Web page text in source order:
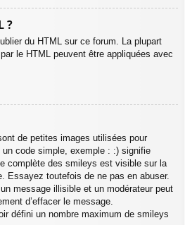
?
du HTML sur ce forum. La plupart
le HTML peuvent être appliquées avec
de petites images utilisées pour
code simple, exemple : :) signifie
complète des smileys est visible sur la
Essayez toutefois de ne pas en abuser.
message illisible et un modérateur peut
d’effacer le message.
défini un nombre maximum de smileys